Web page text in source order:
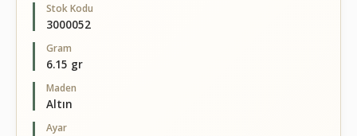
Stok Kodu
3000052
Gram
6.15 gr
Maden
Altın
Ayar